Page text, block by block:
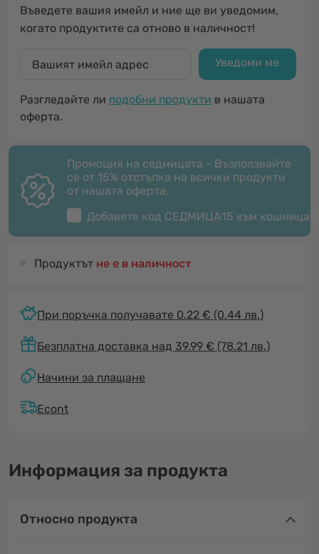
Въведете вашия имейл и ние ще ви уведомим,
когато продуктите са отново в наличност!
Уведоми ме
Разгледайте ли подобни продукти в нашата
оферта.
Промоция на седмицата - Възползвайте
се от 15% отстъпка на всички продукти
от нашата оферта.
Добавете код СЕДМИЦА15 към
Продуктът не е в наличност
При поръчка получавате 0.22 € (0.44 лв.)
Безплатна доставка над 39.99 € (78.21 лв.)
Начини за плащане
Econt
Информация за продукта
Относно продукта